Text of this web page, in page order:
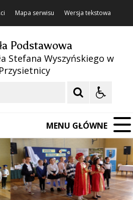
Mapa serwisu Wersja tekstowa
Podstawowa
Stefana Wyszyńskiego w
Przysietnicy
MENU GŁÓWNE
Element